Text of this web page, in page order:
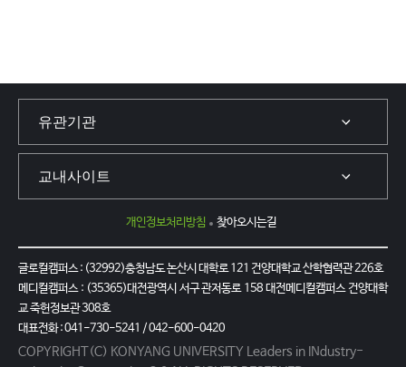
개인정보처리방침 찾아오시는길
글로컬캠퍼스 : (32992)충청남도 논산시 대학로 121 건양대학교 산학협력관 226호
메디컬캠퍼스 : (35365)대전광역시 서구 관저동로 158 대전메디컬캠퍼스 건양대학
교 죽헌정보관 308호
대표전화 : 041-730-5241 / 042-600-0420
COPYRIGHT(C) KONYANG UNIVERSITY Leaders in INdustry-